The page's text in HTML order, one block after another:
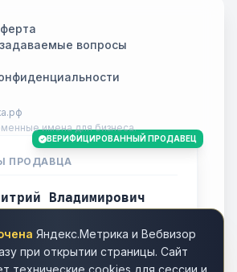
Яндекс.Метрика и Вебвизор
при открытии страницы. Сайт
технические cookies для сессии и
задаваемые вопросы
имена для бизнеса.
ВЕРИФИЦИРОВАННЫЙ ПРОДАВЕЦ
ПРОДАВЦА
Владимирович
Томск